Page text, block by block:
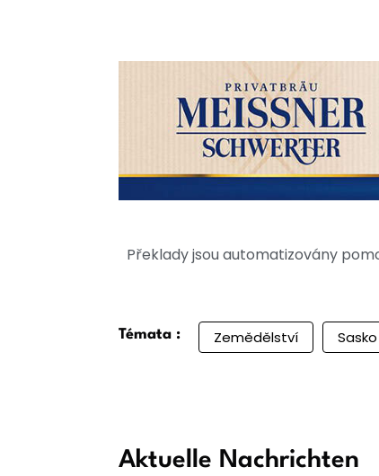
Překlady jsou automatizovány
Témata : Zemědělství Sasko
Aktuelle Nachrichten